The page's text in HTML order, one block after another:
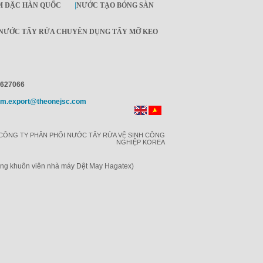
ĐẶC HÀN QUỐC NƯỚC TẠO BÓNG SÀN
TẨY RỬA CHUYÊN DỤNG TẨY MỠ KEO
TY PHÂN PHỐI NƯỚC TẨY RỬA VỆ SINH CÔNG
NGHIỆP KOREA
khuôn viên nhà máy Dệt May Hagatex)